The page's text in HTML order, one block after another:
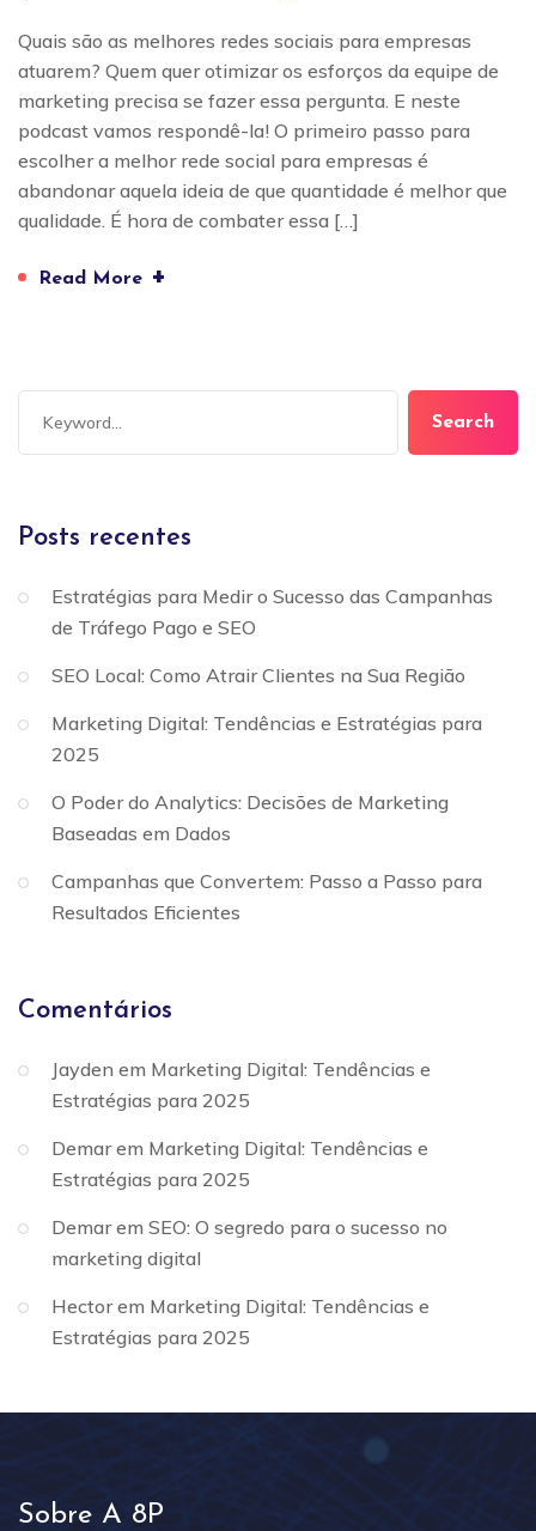
Quais são as melhores redes sociais para empresas
atuarem? Quem quer otimizar os esforços da equipe de
marketing precisa se fazer essa pergunta. E neste
podcast vamos respondê-la! O primeiro passo para
escolher a melhor rede social para empresas é
abandonar aquela ideia de que quantidade é melhor que
qualidade. É hora de combater essa […]
Read More +
Search
Posts recentes
Estratégias para Medir o Sucesso das Campanhas
de Tráfego Pago e SEO
SEO Local: Como Atrair Clientes na Sua Região
Marketing Digital: Tendências e Estratégias para
2025
O Poder do Analytics: Decisões de Marketing
Baseadas em Dados
Campanhas que Convertem: Passo a Passo para
Resultados Eficientes
Comentários
Jayden em Marketing Digital: Tendências e
Estratégias para 2025
Demarem Marketing Digital: Tendências e
Estratégias para 2025
Demarem SEO: O segredo para o sucesso no
marketing digital
Hectorem Marketing Digital: Tendências e
Estratégias para 2025
Sobre A 8P